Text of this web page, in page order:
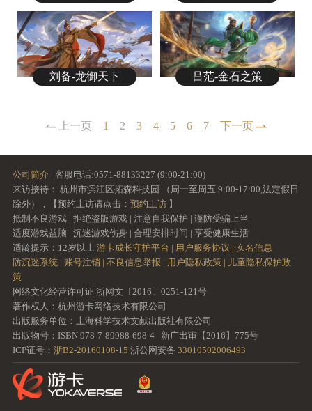
刘备-龙御天下 吕范-金石之策
上一页 1 2 3 4 5 6 7 下一页
公司简介 | 客服电话:0571-88133227 (9:00-21:00)
来访接待： 杭州市滨江区拓森科技园 （周一至周五 9:00-17:00,法定假日
除外），【预约上访请点击： 预约上访】
抵制不良游戏 | 拒绝盗版游戏 | 注意自我保护 | 谨防受骗上当
适度游戏益脑 | 沉迷游戏伤身 | 合理安排时间 | 享受健康生活
适龄提示：12岁以上 游卡成长守护平台 | 用户服务协议 | 实名信息
防沉迷系统 | 账号注销 | 不良信息举报 | 用户隐私政策 | 儿童隐私保护政
策
网络文化经营许可证 浙网文〔2016〕0251-121号
著作权人：杭州游卡网络技术有限公司
出版服务单位：上海科学技术文献出版社有限公司
出版物号：ISBN 978-7-89988-698-4 新广出审【2016】775号
ICP证号： 浙B2-20160108-15 浙公网安备 33010502006493